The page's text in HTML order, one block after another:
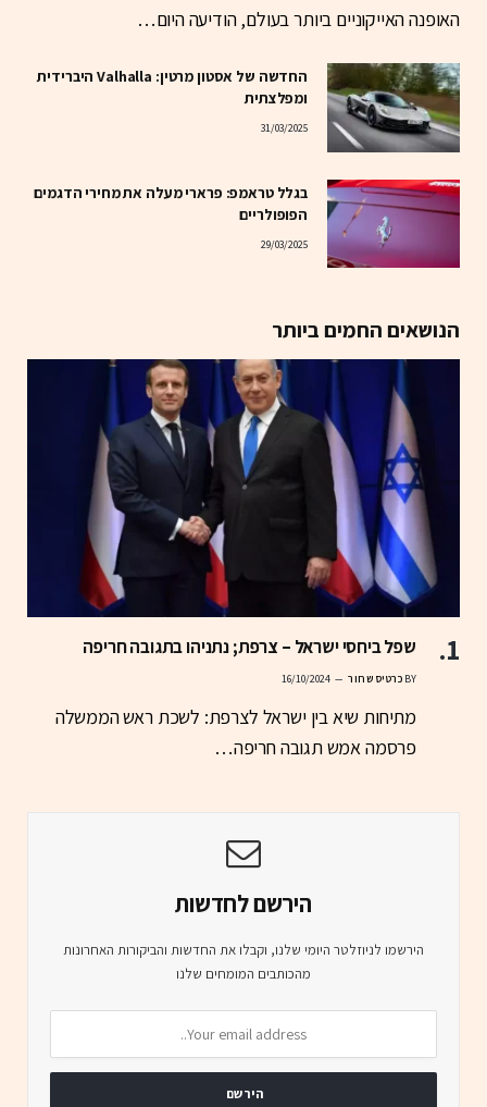
האופנה האייקוניים ביותר בעולם, הודיעה היום…
החדשה של אסטון מרטין: Valhalla היברידית
ומפלצתית
31/03/2025
בגלל טראמפ: פרארי מעלה את מחירי הדגמים
הפופולריים
29/03/2025
הנושאים החמים ביותר
שפל ביחסי ישראל – צרפת; נתניהו בתגובה חריפה
BY כרטיס שחור 16/10/2024
מתיחות שיא בין ישראל לצרפת: לשכת ראש הממשלה
פרסמה אמש תגובה חריפה…
הירשם לחדשות
הירשמו לניוזלטר היומי שלנו, וקבלו את החדשות והביקורות האחרונות
מהכותבים המומחים שלנו